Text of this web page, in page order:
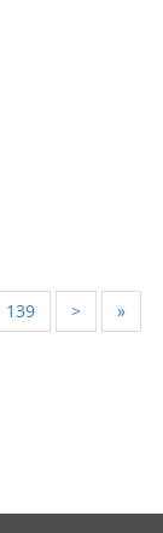
139 > »